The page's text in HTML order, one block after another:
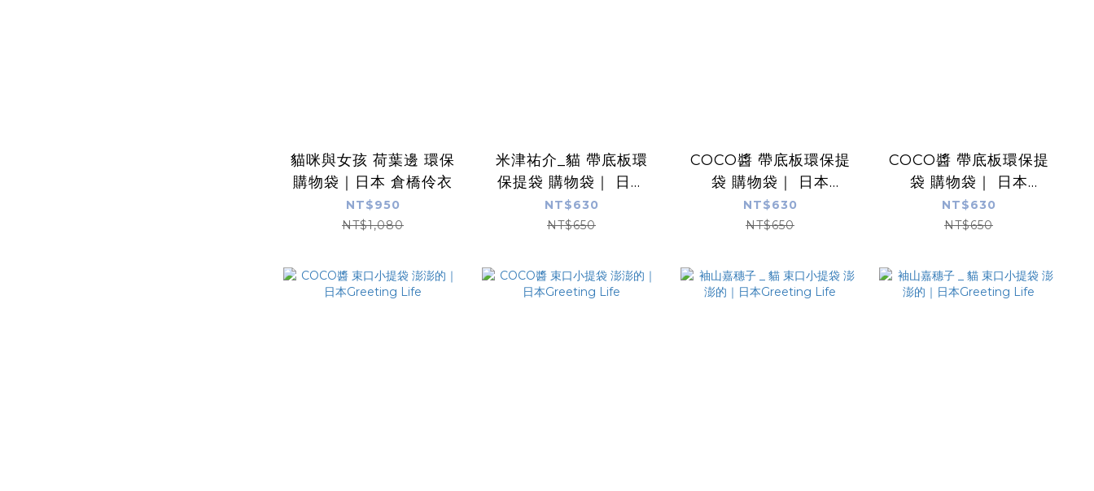
貓咪與女孩 荷葉邊 環保
購物袋｜日本 倉橋伶衣
NT$950
NT$1,080
米津祐介_貓 帶底板環
保提袋 購物袋｜ 日本
Greeting Life
NT$630
NT$650
COCO醬 帶底板環保提
袋 購物袋｜ 日本
Greeting Life
NT$630
NT$650
COCO醬 帶底板環保提
袋 購物袋｜ 日本
Greeting Life
NT$630
NT$650